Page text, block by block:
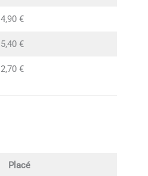
4,90 €
5,40 €
2,70 €
Placé